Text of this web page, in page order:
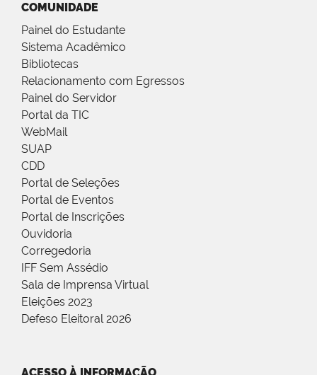
COMUNIDADE
Painel do Estudante
Sistema Acadêmico
Bibliotecas
Relacionamento com Egressos
Painel do Servidor
Portal da TIC
WebMail
SUAP
CDD
Portal de Seleções
Portal de Eventos
Portal de Inscrições
Ouvidoria
Corregedoria
IFF Sem Assédio
Sala de Imprensa Virtual
Eleições 2023
Defeso Eleitoral 2026